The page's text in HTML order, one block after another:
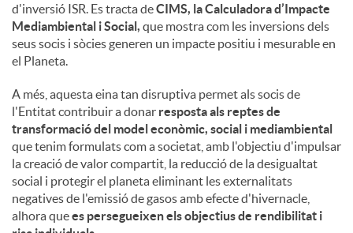
d'inversió ISR. Es tracta deCIMS, la Calculadora d’Impacte
Mediambiental i Social, que mostra com les inversions dels
seus socis i sòcies generen un impacte positiu i mesurable en
el Planeta.
A més, aquesta eina tan disruptiva permet als socis de
l'Entitat contribuir a donar resposta als reptes de
transformació del model econòmic, social i mediambiental
que tenim formulats com a societat, amb l'objectiu d'impulsar
la creació de valor compartit, la reducció de la desigualtat
social i protegir el planeta eliminant les externalitats
negatives de l'emissió de gasos amb efecte d'hivernacle,
alhora quees persegueixen els objectius de rendibilitat i